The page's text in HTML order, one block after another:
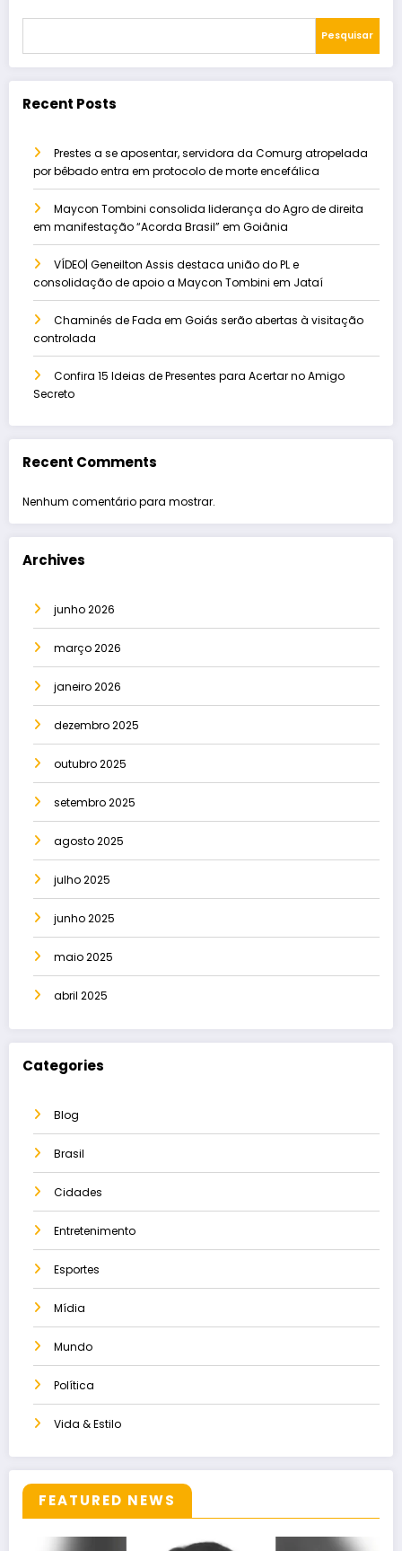
Pesquisar
Recent Posts
Prestes a se aposentar, servidora da Comurg atropelada
por bêbado entra em protocolo de morte encefálica
Maycon Tombini consolida liderança do Agro de direita
em manifestação “Acorda Brasil” em Goiânia
VÍDEO| Geneilton Assis destaca união do PL e
consolidação de apoio a Maycon Tombini em Jataí
Chaminés de Fada em Goiás serão abertas à visitação
controlada
Confira 15 Ideias de Presentes para Acertar no Amigo
Secreto
Recent Comments
Nenhum comentário para mostrar.
Archives
junho 2026
março 2026
janeiro 2026
dezembro 2025
outubro 2025
setembro 2025
agosto 2025
julho 2025
junho 2025
maio 2025
abril 2025
Categories
Blog
Brasil
Cidades
Entretenimento
Esportes
Mídia
Mundo
Política
Vida & Estilo
FEATURED NEWS